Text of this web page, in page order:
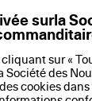
75003
surla
sur «
Société des
cookies